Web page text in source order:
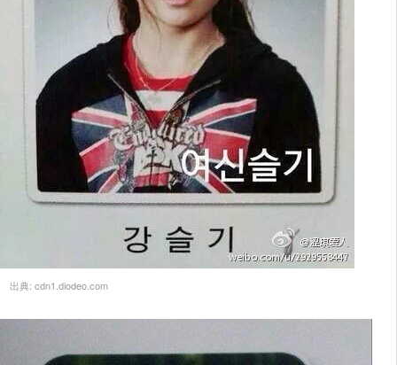
出典: cdn1.diodeo.com